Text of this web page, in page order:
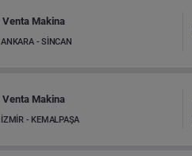
Venta Makina
ANKARA - SİNCAN
Venta Makina
İZMİR - KEMALPAŞA